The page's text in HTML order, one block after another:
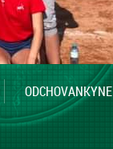
ODCHOVANKYNE